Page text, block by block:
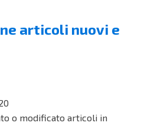
articoli nuovi e
o modificato articoli in